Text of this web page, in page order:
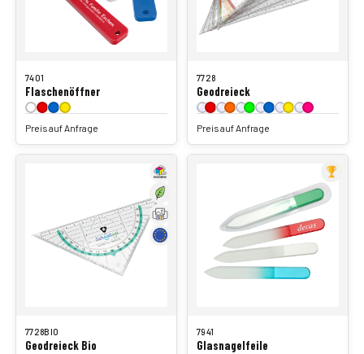
7401
Flaschenöffner
Preis auf Anfrage
7728
Geodreieck
Preis auf Anfrage
7728BIO
Geodreieck Bio
7941
Glasnagelfeile